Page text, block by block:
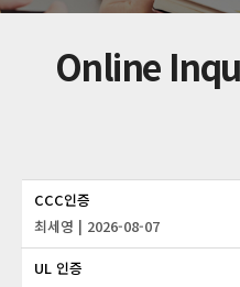
Online
CCC인증
최세영 | 2026-08-07
UL 인증